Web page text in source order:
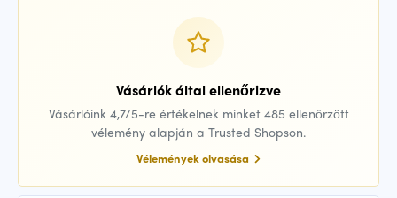
Vásárlók által ellenőrizve
Vásárlóink 4,7/5-re értékelnek minket 485 ellenőrzött
vélemény alapján a Trusted Shopson.
Vélemények olvasása